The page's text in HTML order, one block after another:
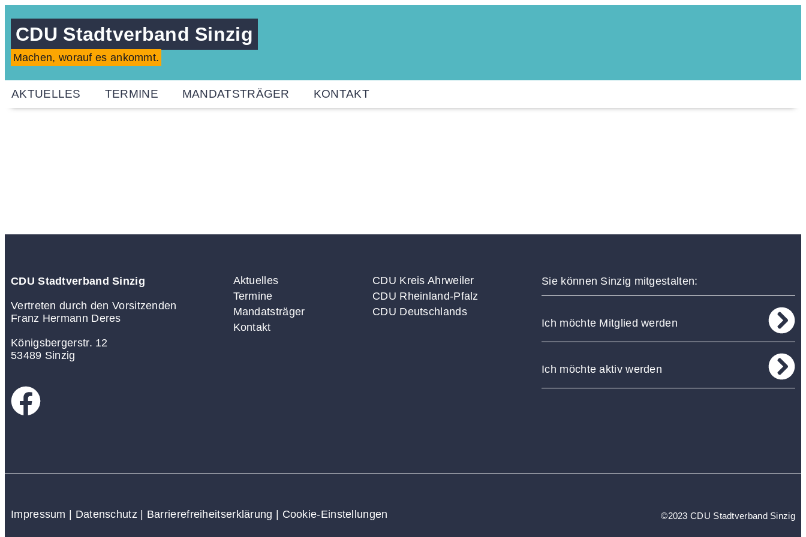
CDU Stadtverband Sinzig
Machen, worauf es ankommt.
AKTUELLES TERMINE MANDATSTRÄGER KONTAKT
CDU Stadtverband Sinzig
Vertreten durch den Vorsitzenden
Franz Hermann Deres
Königsbergerstr. 12
53489 Sinzig
Aktuelles
Termine
Mandatsträger
Kontakt
CDU Kreis Ahrweiler
CDU Rheinland-Pfalz
CDU Deutschlands
Sie können Sinzig mitgestalten:
Ich möchte Mitglied werden
Ich möchte aktiv werden
Impressum Datenschutz Barrierefreiheitserklärung Cookie-Einstellungen ©2023 CDU Stadtverband Sinzig